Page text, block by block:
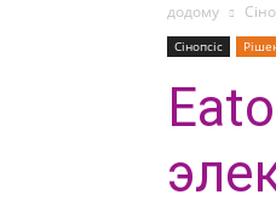
додому
Сінопсіс